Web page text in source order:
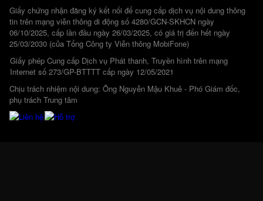
Giấy chứng nhận đăng ký kết nối để cung cấp dịch vụ nội dung thông
tin trên mạng viễn thông di động số 4280/GCN-SKHCN ngày
06/10/2025, cấp lần đầu ngày 26/03/2025, có giá trị đến hết ngày
25/03/2030 (của Tổng Công ty Viễn thông MobiFone)
Giấy phép Cung cấp Dịch vụ Phát thanh, Truyền hình trên mạng
Internet số 273/GP-BTTTT cấp ngày 12/05/2021
Chịu trách nhiệm nội dung: Ông Nguyễn Mậu Khuê - Phó Giám đốc,
phụ trách Trung tâm